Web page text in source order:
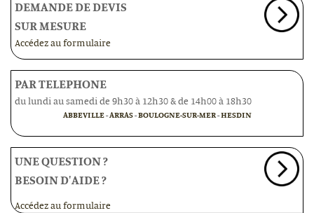
DEMANDE DE DEVIS
SUR MESURE
Accédez au formulaire
PAR TELEPHONE
du lundi au samedi de 9h30 à 12h30 & de 14h00 à 18h30
ABBEVILLE-ARRAS-BOULOGNE-SUR-MER-HESDIN
UNE QUESTION ?
BESOIN D'AIDE ?
Accédez au formulaire